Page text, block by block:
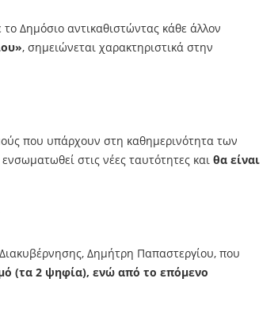
Δημόσιο αντικαθιστώντας κάθε άλλον
, σημειώνεται χαρακτηριστικά στην
που υπάρχουν στη καθημερινότητα των
στις νέες ταυτότητες και θα είναι
Δημήτρη Παπαστεργίου, που
(τα 2 ψηφία), ενώ από το επόμενο